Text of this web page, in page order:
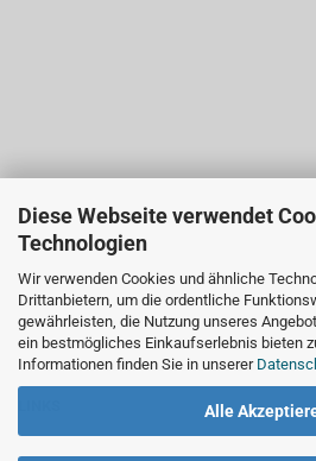
Diese Webseite verwendet
Technologien
Wir verwenden Cookies und ähnliche
Drittanbietern, um die ordentliche
gewährleisten, die Nutzung unseres
ein bestmögliches Einkaufserlebnis bieten
Informationen finden Sie in unserer
Alle